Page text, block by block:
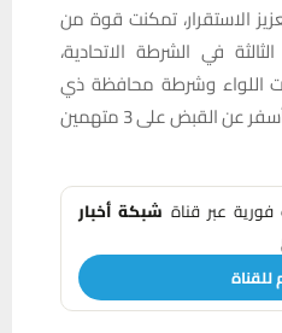
الاستقرار، تمكنت قوة من
في الشرطة الاتحادية،
اللواء وشرطة محافظة ذي
قار، من تنفيذ واجب مشترك أسفر عن القبض على 3 متهمين
فورية عبر قناة شبكة أخبار
للقناة